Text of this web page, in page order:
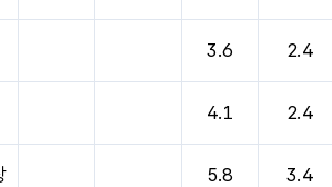
3.6 2.4
4.1 2.4
5.8 3.4